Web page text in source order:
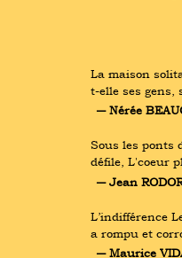
La maison
t-elle ses gens,
― Nérée
Sous les ponts
défile, L'coeur
― Jean
L’indifférence
a rompu et
― Maurice